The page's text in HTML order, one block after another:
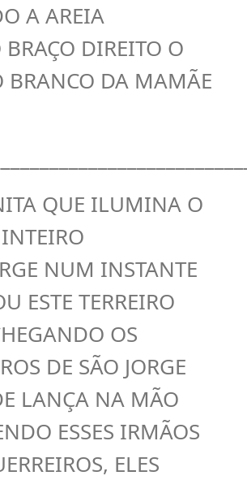
A AREIA
DIREITO O
BRANCO DA MAMÃE
QUE ILUMINA O
NUM INSTANTE
ESTE TERREIRO
OS
DE SÃO JORGE
LANÇA NA MÃO
ESSES IRMÃOS
ELES